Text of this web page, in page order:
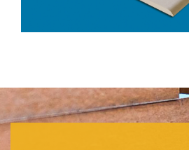
Safeboard